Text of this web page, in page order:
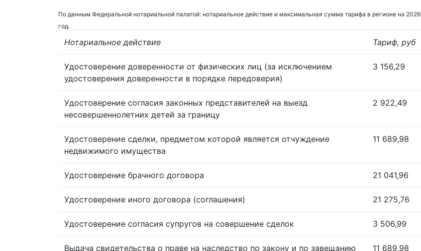
По данным Федеральной нотариальной палатой: нотариальное действие и максимальная сумма тарифа в регионе на 2026
год.
Нотариальное действие Тариф, руб
Удостоверение доверенности от физических лиц (за исключением
удостоверения доверенности в порядке передоверия)
3 156,29
Удостоверение согласия законных представителей на выезд
несовершеннолетних детей за границу
2 922,49
Удостоверение сделки, предметом которой является отчуждение
недвижимого имущества
11 689,98
Удостоверение брачного договора 21 041,96
Удостоверение иного договора (соглашения) 21 275,76
Удостоверение согласия супругов на совершение сделок 3 506,99
Выдача свидетельства о праве на наследство по закону и по завещанию 11 689,98